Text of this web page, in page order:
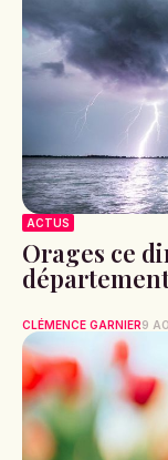
ACTUS
Orages ce
CLÉMENCE GARNIER9